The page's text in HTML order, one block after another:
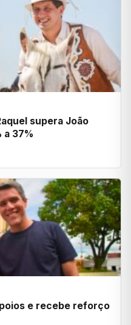
supera João
a 37%
e recebe reforço